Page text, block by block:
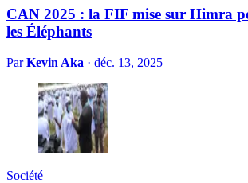
CAN 2025 : la FIF mise sur Himra
les Éléphants
ParKevin Aka · déc. 13, 2025
Société